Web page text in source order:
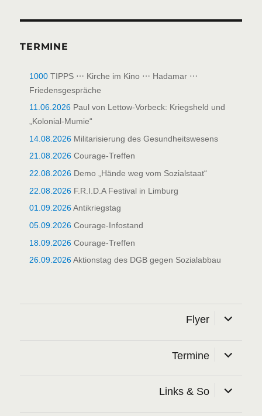
TERMINE
1000 TIPPS ⋯ Kirche im Kino ⋯ Hadamar ⋯
Friedensgespräche
11.06.2026 Paul von Lettow-Vorbeck: Kriegsheld und
„Kolonial-Mumie“
14.08.2026 Militarisierung des Gesundheitswesens
21.08.2026 Courage-Treffen
22.08.2026 Demo „Hände weg vom Sozialstaat“
22.08.2026 F.R.I.D.A Festival in Limburg
01.09.2026Antikriegstag
05.09.2026 Courage-Infostand
18.09.2026 Courage-Treffen
26.09.2026Aktionstag des DGB gegen Sozialabbau
Flyer öffnen
Termine öffnen
Links & So öffnen